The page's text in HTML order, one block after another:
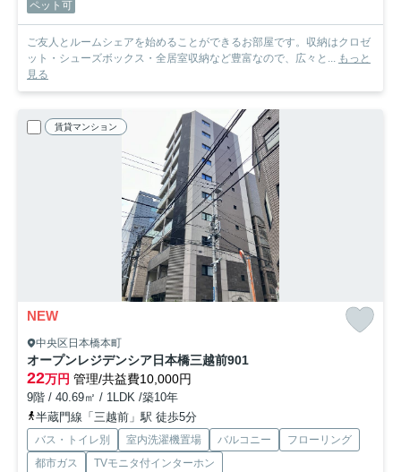
ペット可
ご友人とルームシェアを始めることができるお部屋です。収納はクロゼ
ット・シューズボックス・全居室収納など豊富なので、広々と... もっと
見る
賃貸マンション
NEW
中央区日本橋本町
オープンレジデンシア日本橋三越前901
22万円 管理/共益費10,000円
9階 / 40.69㎡ / 1LDK /築10年
半蔵門線「三越前」駅 徒歩5分
バス・トイレ別 室内洗濯機置場 バルコニー
フローリング
都市ガス
TVモニタ付インターホン